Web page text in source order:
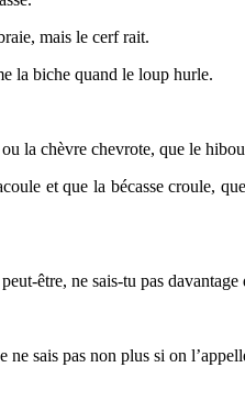
mais le cerf rait.
la biche quand le loup hurle.
la chèvre chevrote, que le
et que la bécasse croule,
être, ne sais-tu pas
sais pas non plus si on